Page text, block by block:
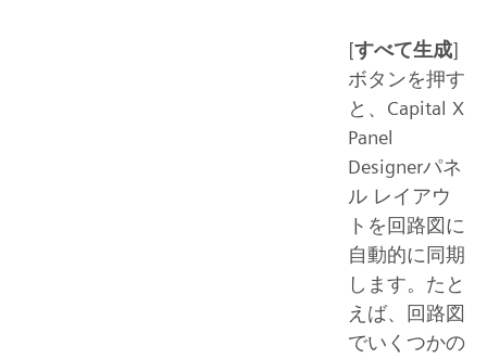
[すべて生成]
ボタンを押す
と、Capital X
Panel
Designerパネ
ル レイアウ
トを回路図に
自動的に同期
します。たと
えば、回路図
でいくつかの